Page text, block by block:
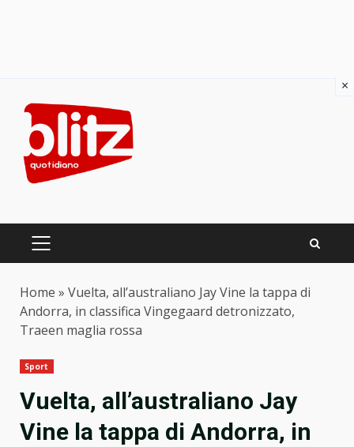
content
PRIMARY
Home » Vuelta, all’australiano Jay Vine la tappa di
Andorra, in classifica Vingegaard detronizzato,
Traeen maglia rossa
Sport
Vuelta, all’australiano Jay
Vine la tappa di Andorra, in
×